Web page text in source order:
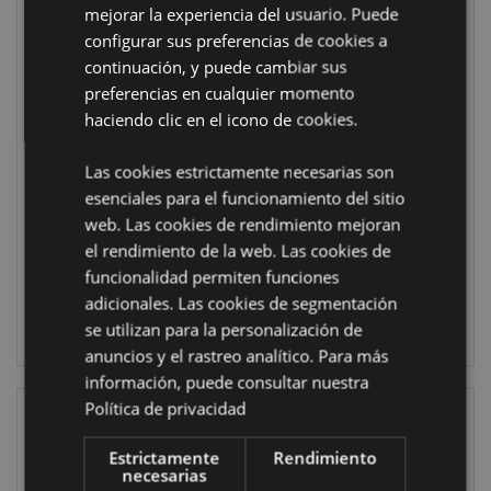
Figuras de
WS160
1956 en stock
INICIAR
SESIÓN
MÁS VENDIDO
01455 Varillas de
VFM Palo Santo
INC656
5196 en stock
INICIAR
SESIÓN
mejorar la experiencia del usuario. Puede
configurar sus preferencias de cookies a
continuación, y puede cambiar sus
preferencias en cualquier momento
haciendo clic en el icono de cookies.
Las cookies estrictamente necesarias son
esenciales para el funcionamiento del sitio
web. Las cookies de rendimiento mejoran
el rendimiento de la web. Las cookies de
funcionalidad permiten funciones
adicionales. Las cookies de segmentación
se utilizan para la personalización de
anuncios y el rastreo analítico. Para más
información, puede consultar nuestra
Política de privacidad
Estrictamente
necesarias
Rendimiento